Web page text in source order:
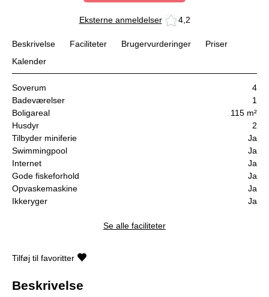
Eksterne anmeldelser 4,2
Beskrivelse Faciliteter Brugervurderinger
Priser
Kalender
Soverum
4
Badeværelser
1
Boligareal
115 m²
Husdyr
2
Tilbyder miniferie
Ja
Swimmingpool
Ja
Internet
Ja
Gode fiskeforhold
Ja
Opvaskemaskine
Ja
Ikkeryger
Ja
Se alle faciliteter
Tilføj til favoritter
Beskrivelse